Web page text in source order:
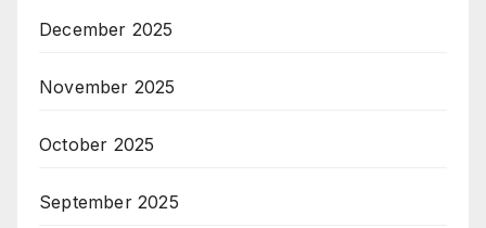
December 2025
November 2025
October 2025
September 2025